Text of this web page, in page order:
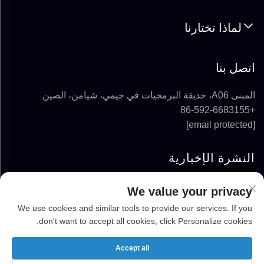
لماذا تختارنا
اتصل بنا
المبنى A06، حديقة البرمجيات في جيمي، شيامن، الصين
+86-592-6683155
[email protected]
النشرة الإخبارية
الاشتراك
SUPER SOLAR ENERGY TECHNOLOGY CO.,
We value your privacy
We use cookies and similar tools to provide our services. If you
don't want to accept all cookies, click Personalize cookies.
Accept all